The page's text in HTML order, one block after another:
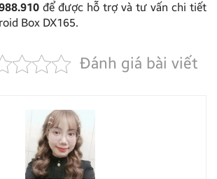
để được hỗ trợ và tư vấn chi tiết
Box DX165.
Đánh giá bài viết